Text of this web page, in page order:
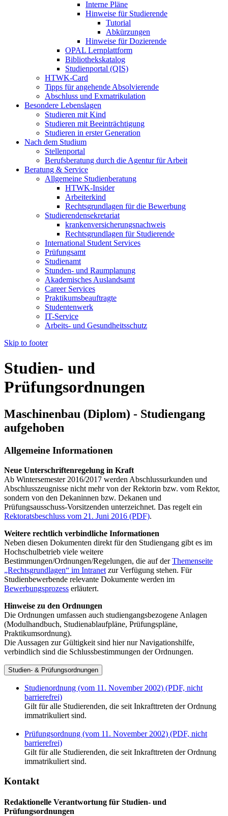
Interne Pläne
Hinweise für Studierende
Tutorial
Abkürzungen
Hinweise für Dozierende
OPAL Lernplattform
Bibliothekskatalog
Studienportal (QIS)
HTWK-Card
Tipps für angehende Absolvierende
Abschluss und Exmatrikulation
Besondere Lebenslagen
Studieren mit Kind
Studieren mit Beeinträchtigung
Studieren in erster Generation
Nach dem Studium
Stellenportal
Berufsberatung durch die Agentur für Arbeit
Beratung & Service
Allgemeine Studienberatung
HTWK-Insider
Arbeiterkind
Rechtsgrundlagen für die Bewerbung
Studierendensekretariat
krankenversicherungsnachweis
Rechtsgrundlagen für Studierende
International Student Services
Prüfungsamt
Studienamt
Stunden- und Raumplanung
Akademisches Auslandsamt
Career Services
Praktikumsbeauftragte
Studentenwerk
IT-Service
Arbeits- und Gesundheitsschutz
Skip to footer
Studien- und
Prüfungsordnungen
Maschinenbau (Diplom) - Studiengang
aufgehoben
Allgemeine Informationen
Neue Unterschriftenregelung in Kraft
Ab Wintersemester 2016/2017 werden Abschlussurkunden und
Abschlusszeugnisse nicht mehr von der Rektorin bzw. vom Rektor,
sondern von den Dekaninnen bzw. Dekanen und
Prüfungsausschuss-Vorsitzenden unterzeichnet. Das regelt ein
Rektoratsbeschluss vom 21. Juni 2016 (PDF).
Weitere rechtlich verbindliche Informationen
Neben diesen Dokumenten direkt für den Studiengang gibt es im
Hochschulbetrieb viele weitere
Bestimmungen/Ordnungen/Regelungen, die auf derThemenseite
„Rechtsgrundlagen“ im Intranet zur Verfügung stehen. Für
Studienbewerbende relevante Dokumente werden im
Bewerbungsprozess erläutert.
Hinweise zu den Ordnungen
Die Ordnungen umfassen auch studiengangsbezogene Anlagen
(Modulhandbuch, Studienablaufpläne, Prüfungspläne,
Praktikumsordnung).
Die Aussagen zur Gültigkeit sind hier nur Navigationshilfe,
verbindlich sind die Schlussbestimmungen der Ordnungen.
Studien- & Prüfungsordnungen
Studienordnung (vom 11. November 2002) (PDF, nicht
barrierefrei)
Gilt für alle Studierenden, die seit Inkrafttreten der Ordnung
immatrikuliert sind.
Prüfungsordnung (vom 11. November 2002) (PDF, nicht
barrierefrei)
Gilt für alle Studierenden, die seit Inkrafttreten der Ordnung
immatrikuliert sind.
Kontakt
Redaktionelle Verantwortung für Studien- und
Prüfungsordnungen